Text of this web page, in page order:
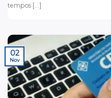
tempos [...]
02
Nov